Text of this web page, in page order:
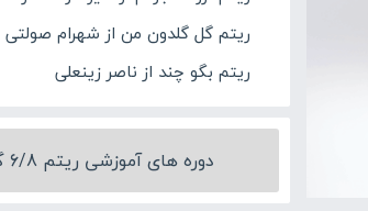
ریتم گل گلدون من از شهرام صولتی
ریتم بگو چند از ناصر زینعلی
دوره های آموزشی ریتم 6/8 گیتار